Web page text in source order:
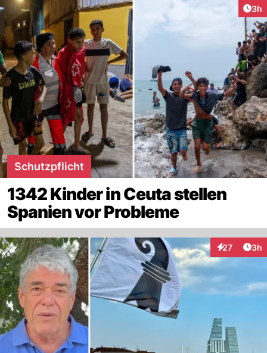
3h
Schutzpflicht
1342 Kinder in Ceuta stellen
Spanien vor Probleme
27
Interaktionen
3h